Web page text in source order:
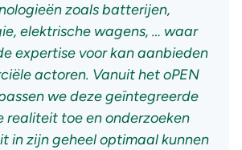
zoals batterijen,
elektrische wagens, … waar
expertise voor kan aanbieden
actoren. Vanuit het oPEN
we deze geïntegreerde
realiteit toe en onderzoeken
in zijn geheel optimaal kunnen